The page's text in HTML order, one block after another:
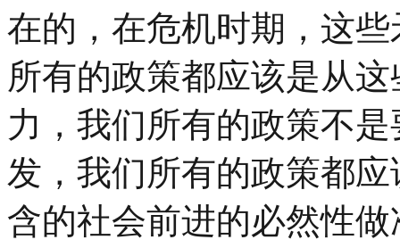
在的，在危机时期，这
所有的政策都应该是从
力，我们所有的政策不
发，我们所有的政策都
含的社会前进的必然性